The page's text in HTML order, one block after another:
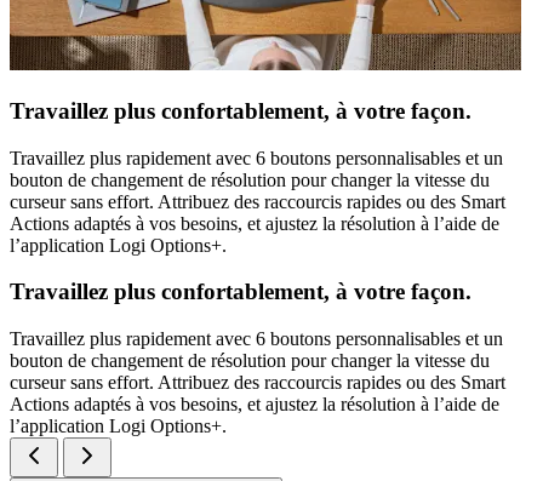
Travaillez plus confortablement, à votre façon.
Travaillez plus rapidement avec 6 boutons personnalisables et un
bouton de changement de résolution pour changer la vitesse du
curseur sans effort. Attribuez des raccourcis rapides ou des Smart
Actions adaptés à vos besoins, et ajustez la résolution à l’aide de
l’application Logi Options+.
Travaillez plus confortablement, à votre façon.
Travaillez plus rapidement avec 6 boutons personnalisables et un
bouton de changement de résolution pour changer la vitesse du
curseur sans effort. Attribuez des raccourcis rapides ou des Smart
Actions adaptés à vos besoins, et ajustez la résolution à l’aide de
l’application Logi Options+.